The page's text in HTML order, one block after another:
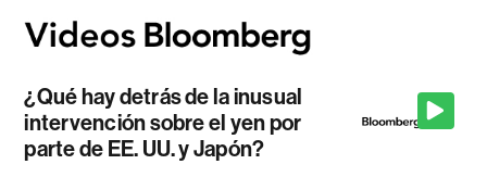
¿Qué hay detrás de la inusual
intervención sobre el yen por
parte de EE. UU. y Japón?